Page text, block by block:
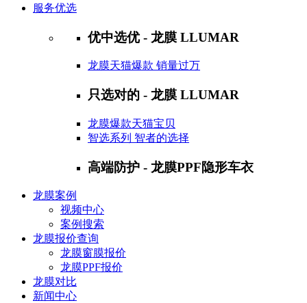
服务优选
优中选优 - 龙膜 LLUMAR
龙膜天猫爆款 销量过万
只选对的 - 龙膜 LLUMAR
龙膜爆款天猫宝贝
智选系列 智者的选择
高端防护 - 龙膜PPF隐形车衣
龙膜案例
视频中心
案例搜索
龙膜报价查询
龙膜窗膜报价
龙膜PPF报价
龙膜对比
新闻中心